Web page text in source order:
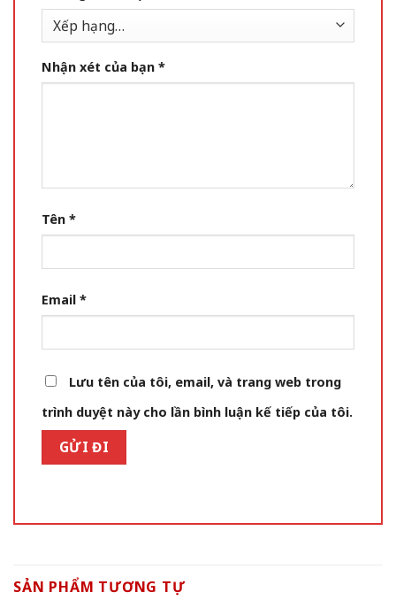
Nhận xét của bạn *
Tên *
Email *
Lưu tên của tôi, email, và trang web trong
trình duyệt này cho lần bình luận kế tiếp của tôi.
SẢN PHẨM TƯƠNG TỰ